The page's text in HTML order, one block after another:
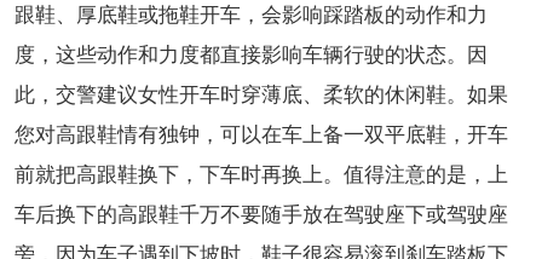
跟鞋、厚底鞋或拖鞋开车，会影响踩踏板的动作和力
度，这些动作和力度都直接影响车辆行驶的状态。因
此，交警建议女性开车时穿薄底、柔软的休闲鞋。如果
您对高跟鞋情有独钟，可以在车上备一双平底鞋，开车
前就把高跟鞋换下，下车时再换上。值得注意的是，上
车后换下的高跟鞋千万不要随手放在驾驶座下或驾驶座